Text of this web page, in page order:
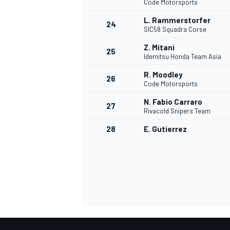
Code Motorsports
24 L. Rammerstorfer
SIC58 Squadra Corse
25 Z. Mitani
Idemitsu Honda Team Asia
26 R. Moodley
Code Motorsports
27 N. Fabio Carraro
Rivacold Snipers Team
28 E. Gutierrez